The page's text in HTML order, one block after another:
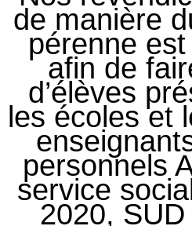
de manière
pérenne
afin de
d’élèves
les écoles et
personnels
service
2020,